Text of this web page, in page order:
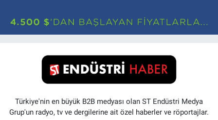
Türkiye'nin en büyük B2B medyası olan ST Endüstri Medya
Grup'un radyo, tv ve dergilerine ait özel haberler ve röportajlar.